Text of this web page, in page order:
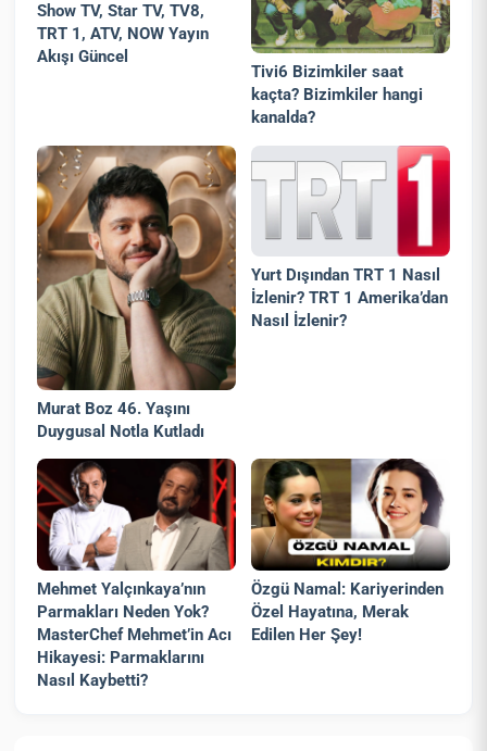
Show TV, Star TV, TV8,
TRT 1, ATV, NOW Yayın
Akışı Güncel
Tivi6 Bizimkiler saat
kaçta? Bizimkiler hangi
kanalda?
Murat Boz 46. Yaşını
Duygusal Notla Kutladı
Yurt Dışından TRT 1 Nasıl
İzlenir? TRT 1 Amerika’dan
Nasıl İzlenir?
Mehmet Yalçınkaya’nın
Parmakları Neden Yok?
MasterChef Mehmet’in Acı
Hikayesi: Parmaklarını
Nasıl Kaybetti?
Özgü Namal: Kariyerinden
Özel Hayatına, Merak
Edilen Her Şey!